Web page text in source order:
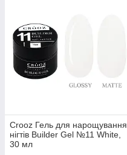
Crooz Гель для нарощування
нігтів Builder Gel №11 White,
30 мл